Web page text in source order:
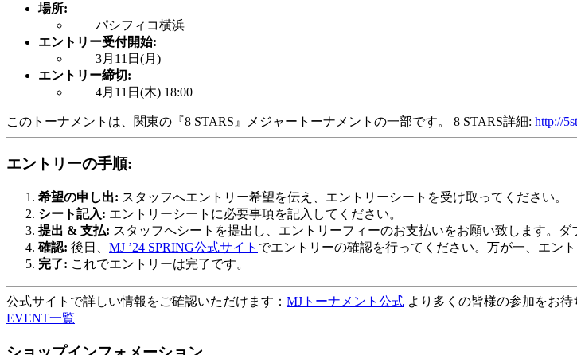
場所:
パシフィコ横浜
エントリー受付開始:
3月11日(月)
エントリー締切:
4月11日(木) 18:00
このトーナメントは、関東の『8 STARS』メジャートーナメントの一部です。 8 STARS詳細: http://
エントリーの手順:
希望の申し出: スタッフへエントリー希望を伝え、エントリーシートを受け取ってください。
シート記入: エントリーシートに必要事項を記入してください。
提出 & 支払: スタッフへシートを提出し、エントリーフィーのお支払いをお願い致します。
確認: 後日、 MJ ’24 SPRING公式サイト でエントリーの確認を行ってください。万が一、エン
完了: これでエントリーは完了です。
公式サイトで詳しい情報をご確認いただけます： MJトーナメント公式 より多くの皆様の参加をお待
EVENT一覧